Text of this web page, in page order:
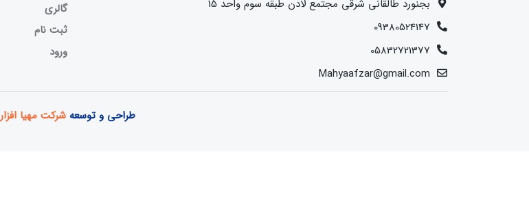
بجنورد طالقانی شرقی مجتمع لادن طبقه سوم واحد 15
09380524147
05832721377
Mahyaafzar@gmail.com
گالری
ثبت نام
ورود
طراحی و توسعهشرکت مهیا افزار